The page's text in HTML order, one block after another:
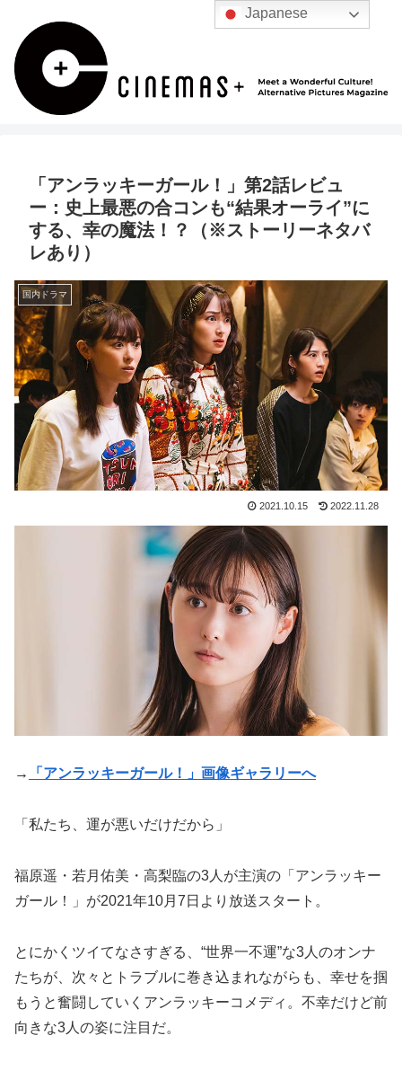
「アンラッキーガール！」第2話レビュ
ー：史上最悪の合コンも“結果オーライ”に
する、幸の魔法！？（※ストーリーネタバ
レあり）
国内ドラマ
2021.10.15 2022.11.28
→ 「アンラッキーガール！」画像ギャラリーへ
「私たち、運が悪いだけだから」
福原遥・若月佑美・高梨臨の3人が主演の「アンラッキー
ガール！」が2021年10月7日より放送スタート。
とにかくツイてなさすぎる、“世界一不運”な3人のオンナ
たちが、次々とトラブルに巻き込まれながらも、幸せを掴
もうと奮闘していくアンラッキーコメディ。不幸だけど前
向きな3人の姿に注目だ。
Japanese